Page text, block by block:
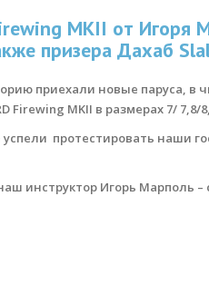
MKII от Игоря
призера Дахаб
приехали новые паруса, в
Firewing MKII в размерах 7/ 7,8/
протестировать наши
инструктор Игорь Марполь